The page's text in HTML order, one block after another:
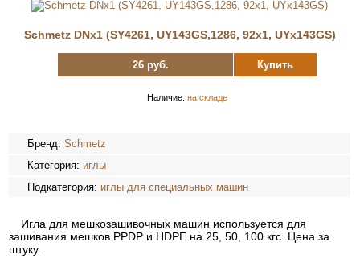
Schmetz DNx1 (SY4261, UY143GS,1286, 92x1, UYx143GS)
26 руб. Купить
Наличие: на складе
Бренд:Schmetz
Категория: иглы
Подкатегория: иглы для специальных машин
Игла для мешкозашивочных машин используется для
зашивания мешков PPDP и HDPE на 25, 50, 100 кгс. Цена за
штуку.